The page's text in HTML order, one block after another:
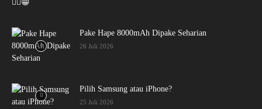
Pake Hape 8000mAh Dipake Seharian
26 Juli 2026
Pilih Samsung atau iPhone?
25 Juli 2026